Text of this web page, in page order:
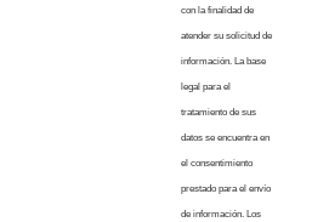
con la finalidad de
atender su solicitud de
información. La base
legal para el
tratamiento de sus
datos se encuentra en
el consentimiento
prestado para el envío
de información. Los